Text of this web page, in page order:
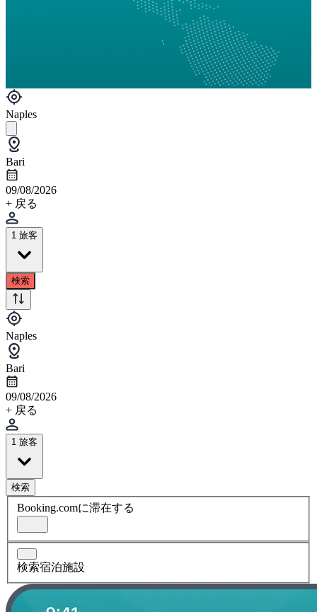
Naples
Bari
09/08/2026
+ 戻る
1 旅客
検索
Naples
Bari
09/08/2026
+ 戻る
1 旅客
検索
Booking.comに滞在する
検索宿泊施設